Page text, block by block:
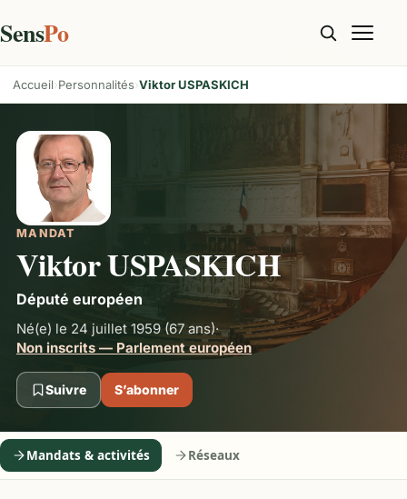
SensPo
Accueil Personnalités Viktor USPASKICH
MANDAT
Viktor USPASKICH
Député européen
Né(e) le 24 juillet 1959 (67 ans)·
Non inscrits — Parlement européen
Suivre S’abonner
Mandats & activités Réseaux